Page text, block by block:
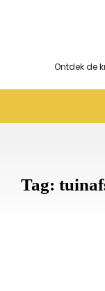
Ontdek de
Tag: